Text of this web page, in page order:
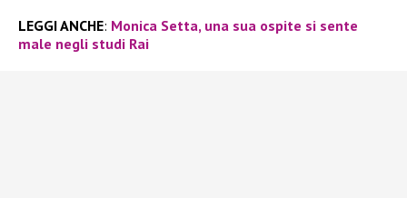
LEGGI ANCHE: Monica Setta, una sua ospite si sente
male negli studi Rai